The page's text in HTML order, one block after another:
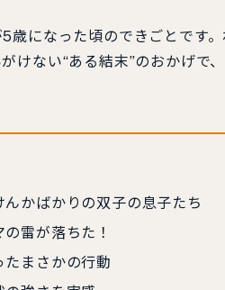
歳になった頃のできごとです
けない“ある結末”のおかげで
んかばかりの双子の息子たち
の雷が落ちた！
たまさかの行動